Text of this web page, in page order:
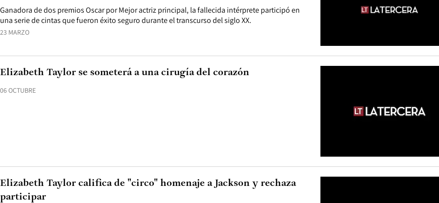
23 MARZO
Ganadora de dos premios Oscar por Mejor actriz principal, la fallecida intérprete participó en
una serie de cintas que fueron éxito seguro durante el transcurso del siglo XX.
06 OCTUBRE
Elizabeth Taylor se someterá a una cirugía del corazón
Elizabeth Taylor califica de "circo" homenaje a Jackson y rechaza
participar